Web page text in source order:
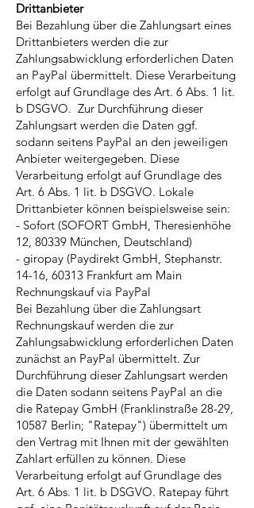
Drittanbieter
Bei Bezahlung über die Zahlungsart eines
Drittanbieters werden die zur
Zahlungsabwicklung erforderlichen Daten
an PayPal übermittelt. Diese Verarbeitung
erfolgt auf Grundlage des Art. 6 Abs. 1 lit.
b DSGVO. Zur Durchführung dieser
Zahlungsart werden die Daten ggf.
sodann seitens PayPal an den jeweiligen
Anbieter weitergegeben. Diese
Verarbeitung erfolgt auf Grundlage des
Art. 6 Abs. 1 lit. b DSGVO. Lokale
Drittanbieter können beispielsweise sein:
- Sofort (SOFORT GmbH, Theresienhöhe
12, 80339 München, Deutschland)
- giropay (Paydirekt GmbH, Stephanstr.
14-16, 60313 Frankfurt am Main
Rechnungskauf via PayPal
Bei Bezahlung über die Zahlungsart
Rechnungskauf werden die zur
Zahlungsabwicklung erforderlichen Daten
zunächst an PayPal übermittelt. Zur
Durchführung dieser Zahlungsart werden
die Daten sodann seitens PayPal an die
die Ratepay GmbH (Franklinstraße 28-29,
10587 Berlin; "Ratepay") übermittelt um
den Vertrag mit Ihnen mit der gewählten
Zahlart erfüllen zu können. Diese
Verarbeitung erfolgt auf Grundlage des
Art. 6 Abs. 1 lit. b DSGVO. Ratepay führt